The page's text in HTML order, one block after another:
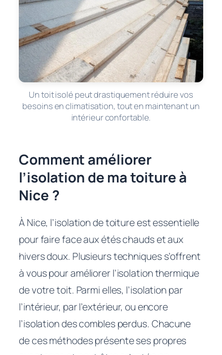
Un toit isolé peut drastiquement réduire vos
besoins en climatisation, tout en maintenant un
intérieur confortable.
Comment améliorer
l’isolation de ma toiture à
Nice ?
À Nice, l’isolation de toiture est essentielle
pour faire face aux étés chauds et aux
hivers doux. Plusieurs techniques s’offrent
à vous pour améliorer l’isolation thermique
de votre toit. Parmi elles, l’isolation par
l’intérieur, par l’extérieur, ou encore
l’isolation des combles perdus. Chacune
de ces méthodes présente ses propres